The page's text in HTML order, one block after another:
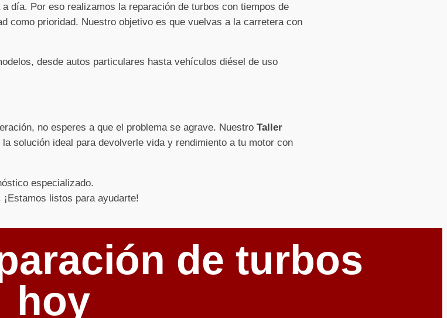
día. Por eso realizamos la reparación de turbos con tiempos de
como prioridad. Nuestro objetivo es que vuelvas a la carretera con
desde autos particulares hasta vehículos diésel de uso
no esperes a que el problema se agrave. Nuestro Taller
la solución ideal para devolverle vida y rendimiento a tu motor con
especializado.
listos para ayudarte!
de turbos
hoy